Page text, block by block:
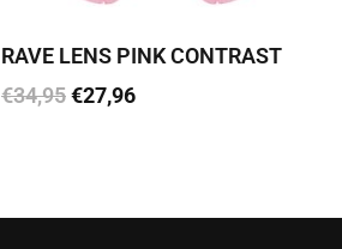
RAVE LENS PINK CONTRAST
€34,95€27,96